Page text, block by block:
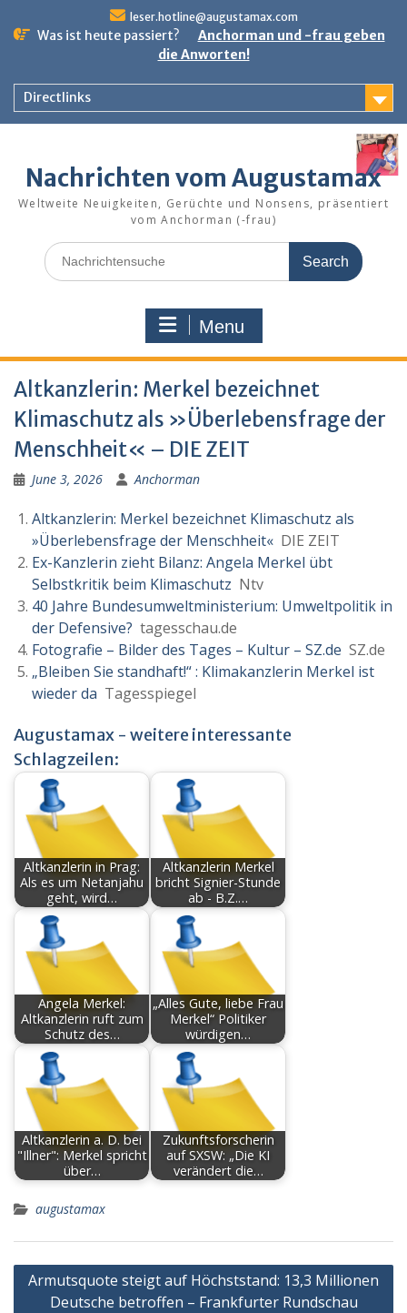
leser.hotline@augustamax.com
Was ist heute passiert?
Anchorman und -frau geben
die Anworten!
Directlinks
Nachrichten vom Augustamax
Weltweite Neuigkeiten, Gerüchte und Nonsens, präsentiert
vom Anchorman (-frau)
Search
for:
Menu
Altkanzlerin: Merkel bezeichnet
Klimaschutz als »Überlebensfrage der
Menschheit« – DIE ZEIT
June 3, 2026 Anchorman
Altkanzlerin: Merkel bezeichnet Klimaschutz als
»Überlebensfrage der Menschheit« DIE ZEIT
Ex-Kanzlerin zieht Bilanz: Angela Merkel übt
Selbstkritik beim Klimaschutz Ntv
40 Jahre Bundesumweltministerium: Umweltpolitik in
der Defensive? tagesschau.de
Fotografie – Bilder des Tages – Kultur – SZ.de SZ.de
„Bleiben Sie standhaft!“ : Klimakanzlerin Merkel ist
wieder da Tagesspiegel
Augustamax - weitere interessante
Schlagzeilen:
Altkanzlerin in Prag:
Als es um Netanjahu
geht, wird…
Altkanzlerin Merkel
bricht Signier-Stunde
ab - B.Z.…
Angela Merkel:
Altkanzlerin ruft zum
Schutz des…
„Alles Gute, liebe Frau
Merkel“ Politiker
würdigen…
Altkanzlerin a. D. bei
"Illner": Merkel spricht
über…
Zukunftsforscherin
auf SXSW: „Die KI
verändert die…
augustamax
Post
navigation
Armutsquote steigt auf Höchststand: 13,3 Millionen
Deutsche betroffen – Frankfurter Rundschau